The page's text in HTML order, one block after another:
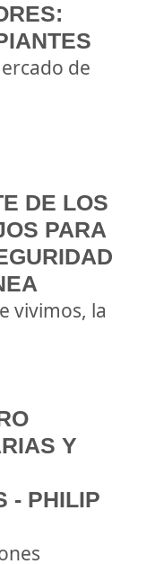
de
DE LOS
PARA
vivimos, la
Y
- PHILIP